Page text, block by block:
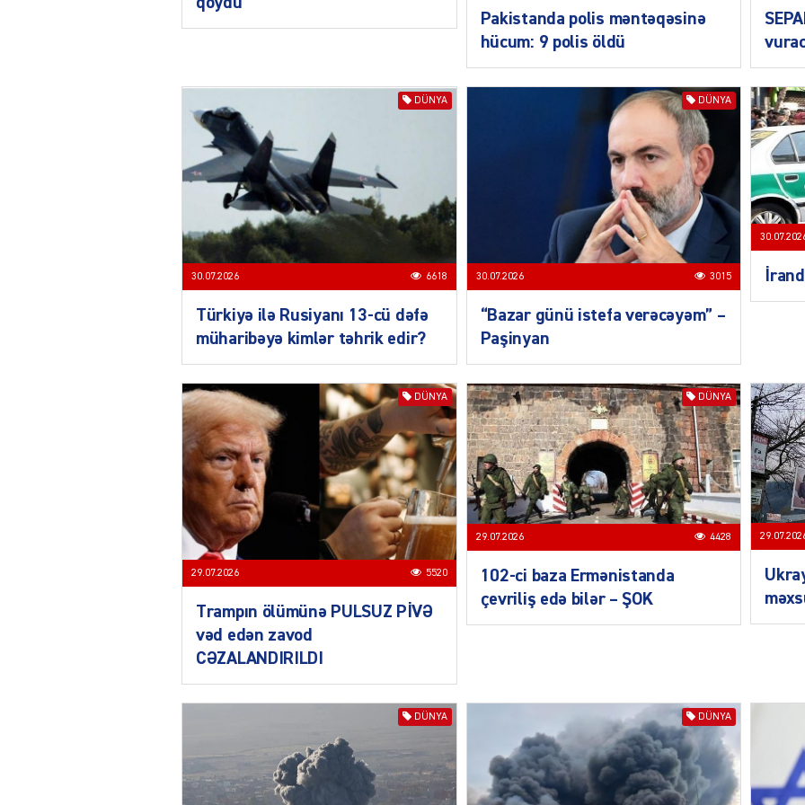
Pakistanda polis məntəqəsinə
hücum: 9 polis öldü
DÜNYA
30.07.2026 6618
Türkiyə ilə Rusiyanı 13-cü dəfə
müharibəyə kimlər təhrik edir?
DÜNYA
30.07.2026 3015
“Bazar günü istefa verəcəyəm” –
Paşinyan
DÜNYA
29.07.2026 5520
Trampın ölümünə PULSUZ PİVƏ
vəd edən zavod
CƏZALANDIRILDI
DÜNYA
29.07.2026 4428
102-ci baza Ermənistanda
çevriliş edə bilər – ŞOK
DÜNYA DÜNYA